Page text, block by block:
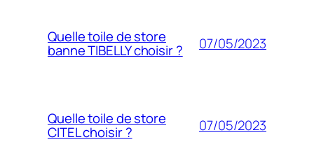
Quelle toile de store
banne TIBELLY choisir ? 07/05/2023
Quelle toile de store
CITEL choisir ? 07/05/2023